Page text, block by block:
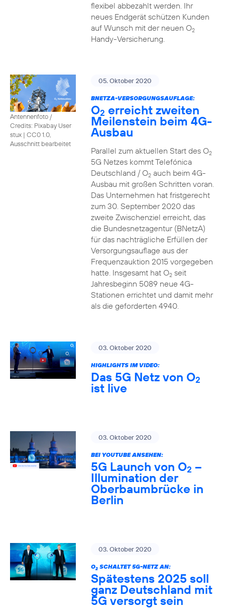
flexibel abbezahlt werden. Ihr
neues Endgerät schützen Kunden
auf Wunsch mit der neuen O2
Handy-Versicherung.
Antennenfoto /
Credits: Pixabay User
stux | CC0 1.0,
Ausschnitt bearbeitet
05. Oktober 2020
BNETZA-VERSORGUNGSAUFLAGE:
O2 erreicht zweiten
Meilenstein beim 4G-
Ausbau
Parallel zum aktuellen Start des O2
5G Netzes kommt Telefónica
Deutschland / O2auch beim 4G-
Ausbau mit großen Schritten voran.
Das Unternehmen hat fristgerecht
zum 30. September 2020 das
zweite Zwischenziel erreicht, das
die Bundesnetzagentur (BNetzA)
für das nachträgliche Erfüllen der
Versorgungsauflage aus der
Frequenzauktion 2015 vorgegeben
hatte. Insgesamt hat O2seit
Jahresbeginn 5089 neue 4G-
Stationen errichtet und damit mehr
als die geforderten 4940.
03. Oktober 2020
HIGHLIGHTS IM VIDEO:
Das 5G Netz von O2
ist live
03. Oktober 2020
BEI YOUTUBE ANSEHEN:
5G Launch von O2 –
Illumination der
Oberbaumbrücke in
Berlin
03. Oktober 2020
O2SCHALTET 5G-NETZ AN:
Spätestens 2025 soll
ganz Deutschland mit
5G versorgt sein